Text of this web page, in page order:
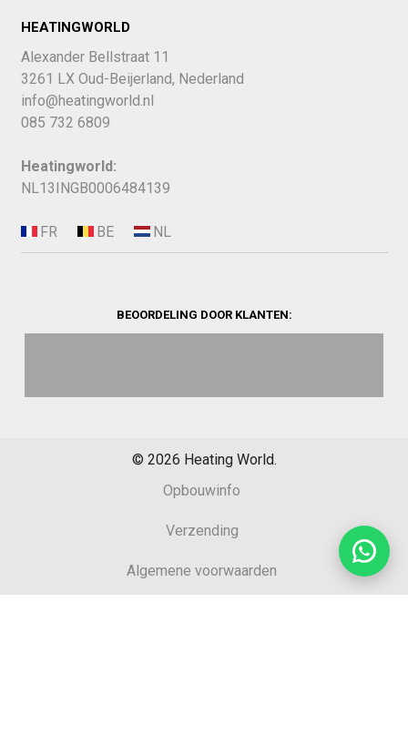
HEATINGWORLD
Alexander Bellstraat 11
3261 LX Oud-Beijerland, Nederland
info@heatingworld.nl
085 732 6809
Heatingworld:
NL13INGB0006484139
BEOORDELING DOOR KLANTEN:
© 2026 Heating World.
Opbouwinfo
Verzending
Algemene voorwaarden